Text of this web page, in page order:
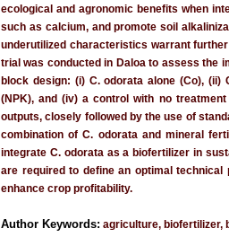
ecological and agronomic benefits when
such as calcium, and promote soil
underutilized characteristics warrant
trial was conducted in Daloa to assess the
block design: (i) C. odorata alone (Co),
(NPK), and (iv) a control with no
outputs, closely followed by the use of
combination of C. odorata and mineral
integrate C. odorata as a biofertilizer in
are required to define an optimal
enhance crop profitability.
Author Keywords: agriculture, biofertilizer,